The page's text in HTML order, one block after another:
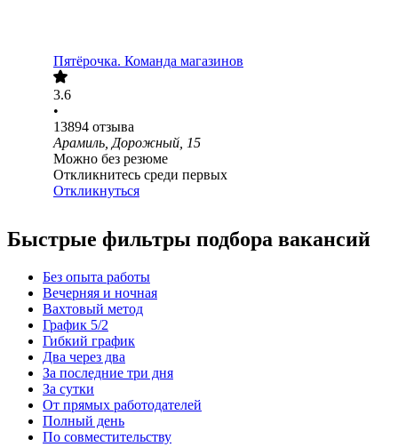
Пятёрочка. Команда магазинов
3.6
•
13894 отзыва
Арамиль, Дорожный, 15
Можно без резюме
Откликнитесь среди первых
Откликнуться
Быстрые фильтры подбора вакансий
Без опыта работы
Вечерняя и ночная
Вахтовый метод
График 5/2
Гибкий график
Два через два
За последние три дня
За сутки
От прямых работодателей
Полный день
По совместительству